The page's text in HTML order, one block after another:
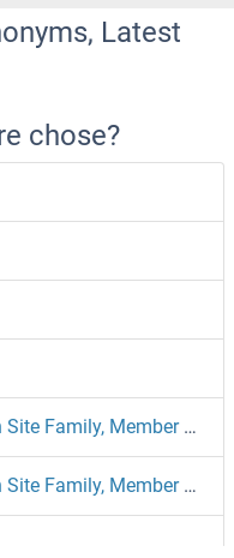
Latest
chose?
Wingless-Type MMTV Integration Site Family, Member 2B Kits ELISA
Wingless-Type MMTV Integration Site Family, Member 11 Kits ELISA